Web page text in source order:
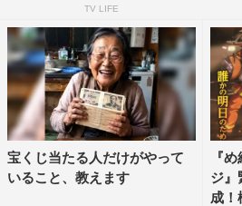
また、新章連載開始に合わせて「
学館）では、前作『め組の大吾』
までの期間限定で、10巻分無料企
TV LIFE
宝くじ当たる人だけがやって
いること、教えます
『
ジ』
成！